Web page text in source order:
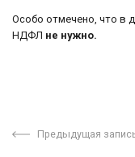
Особо отмечено, что в
НДФЛ не нужно.
Предыдущая